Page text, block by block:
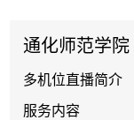
通化师范学院
多机位直播简介
服务内容